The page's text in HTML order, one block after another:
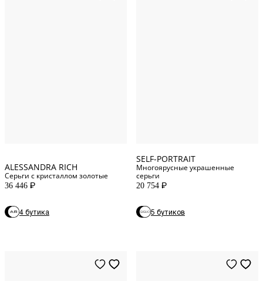
ALESSANDRA RICH
Серьги с кристаллом золотые
36 446 P
4 бутика
SELF-PORTRAIT
Многоярусные украшенные
серьги
20 754 P
5 бутиков